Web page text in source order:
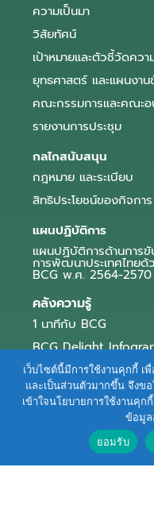
ความเป็นมา
วิสัยทัศน์
เป้าหมายและตัวชี้วัดควา
ยุทธศาสตร์ และแผนงา
คณะกรรมการและคณะ
รายงานการประชุม
กลไกสนับสนุน
กฎหมาย และระเบียบ
สิทธิประโยชน์ของกิจกา
แผนปฏิบัติการ
แผนปฏิบัติการด้านการขั
การพัฒนาประเทศไทยด้
BCG พ.ศ. 2564-2570
คลังความรู้
1 นาทีกับ BCG
BCG Delight
สื่อประชาสัมพันธ์
e-Book Series
ตัวอย่างธุรกิจ BCG
ข่าวและบทความ
เว็บไซต์นี้มีการใช้งานคุกกี้ เ
และเป็นส่วนตัวมากขึ้น จึงข
เข้าใจนโยบายการใช้งานคุ
ข้อมู
ยอมรับ